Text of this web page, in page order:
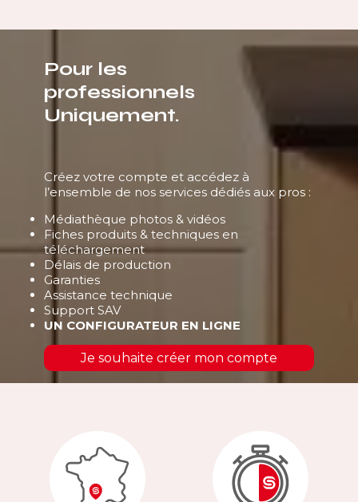
Pour les
professionnels
Uniquement.
Créez votre compte et accédez à
l’ensemble de nos services dédiés aux pros :
Médiathèque photos & vidéos
Fiches produits & techniques en
téléchargement
Délais de production
Garanties
Assistance technique
Support SAV
UN CONFIGURATEUR EN LIGNE
Je souhaite créer mon compte